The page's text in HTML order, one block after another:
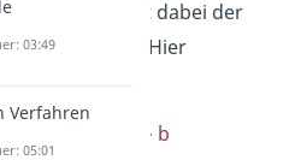
ist dabei der
. Hier
+ b
03:49
Verfahren
05:01